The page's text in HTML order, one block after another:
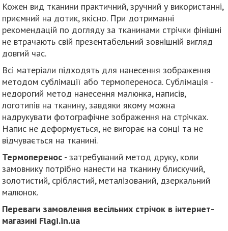
Кожен вид тканини практичний, зручний у використанні,
приємний на дотик, якісно. При дотриманні
рекомендацій по догляду за тканинами стрічки фінішні
не втрачають свій презентабельний зовнішній вигляд
довгий час.
Всі матеріали підходять для нанесення зображення
методом сублімації або термопереноса. Сублімація -
недорогий метод нанесення малюнка, написів,
логотипів на тканину, завдяки якому можна
надрукувати фотографічне зображення на стрічках.
Напис не деформується, не вигорає на сонці та не
відчувається на тканині.
Термоперенос - затребуваний метод друку, коли
замовнику потрібно нанести на тканину блискучий,
золотистий, сріблястий, металізований, дзеркальний
малюнок.
Переваги замовлення весільних стрічок в інтернет-
магазині Flagi.in.ua